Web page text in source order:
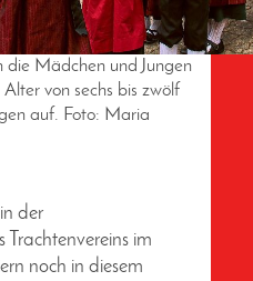
die Mädchen und Jungen
von sechs bis zwölf
auf. Foto: Maria
der
im
noch in diesem